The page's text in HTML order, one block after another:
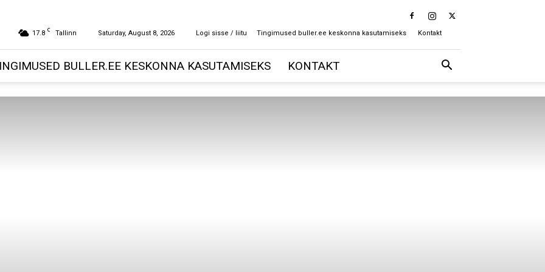
17.8 C Tallinn Saturday, August 8, 2026 Logi sisse / liitu Tingimused buller.ee keskonna kasutamiseks Kontakt
BULLER.EE KESKONNA KASUTAMISEKS KONTAKT